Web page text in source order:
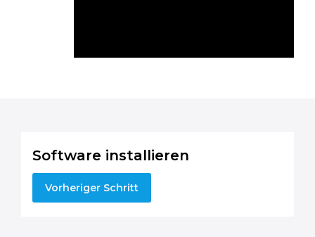
Software installieren
Vorheriger Schritt